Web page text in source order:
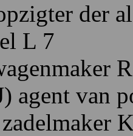
der
L 7
R
agent van
zadelmaker